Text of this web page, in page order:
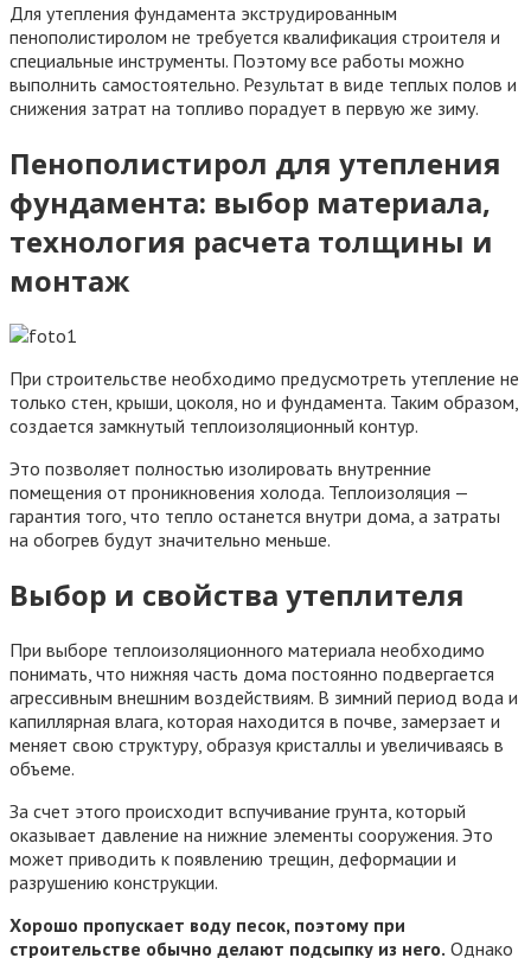
Для утепления фундамента экструдированным
пенополистиролом не требуется квалификация строителя и
специальные инструменты. Поэтому все работы можно
выполнить самостоятельно. Результат в виде теплых полов и
снижения затрат на топливо порадует в первую же зиму.
Пенополистирол для утепления
фундамента: выбор материала,
технология расчета толщины и
монтаж
При строительстве необходимо предусмотреть утепление не
только стен, крыши, цоколя, но и фундамента. Таким образом,
создается замкнутый теплоизоляционный контур.
Это позволяет полностью изолировать внутренние
помещения от проникновения холода. Теплоизоляция —
гарантия того, что тепло останется внутри дома, а затраты
на обогрев будут значительно меньше.
Выбор и свойства утеплителя
При выборе теплоизоляционного материала необходимо
понимать, что нижняя часть дома постоянно подвергается
агрессивным внешним воздействиям. В зимний период вода и
капиллярная влага, которая находится в почве, замерзает и
меняет свою структуру, образуя кристаллы и увеличиваясь в
объеме.
За счет этого происходит вспучивание грунта, который
оказывает давление на нижние элементы сооружения. Это
может приводить к появлению трещин, деформации и
разрушению конструкции.
Хорошо пропускает воду песок, поэтому при
строительстве обычно делают подсыпку из него. Однако